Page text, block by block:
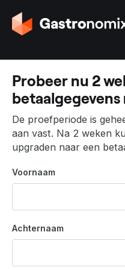
G
a
a
a
r
d
e
h
o
e
p
g
i
n
Probeer nu 2
betaalgegevens
De proefperiode is
aan vast. Na 2 weken
upgraden naar een
Voornaam
Achternaam